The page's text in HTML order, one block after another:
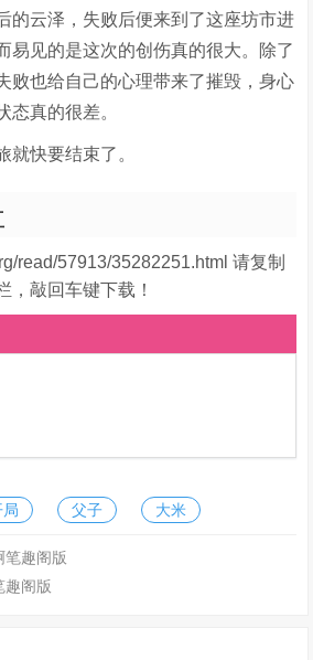
的云泽，失败后便来到了这座坊市进
易见的是这次的创伤真的很大。除了
败也给自己的心理带来了摧毁，身心
态真的很差。
就快要结束了。
read/57913/35282251.html 请复制
，敲回车键下载！
局 父子 大米
笔趣阁版
趣阁版